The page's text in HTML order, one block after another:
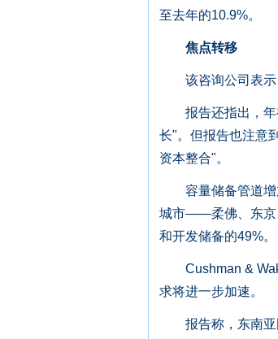
至去年的10.9%。
焦点转移
该咨询公司表示：
报告还指出，年
长"。但报告也注意
资本整合"。
容量储备管道增
城市——柔佛、东京
和开发储备的49%。
Cushman &
求将进一步加速。
报告称，东南亚